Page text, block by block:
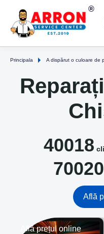
Principala A dispărut o culoare de
40018
70020
Află
Află prețul online